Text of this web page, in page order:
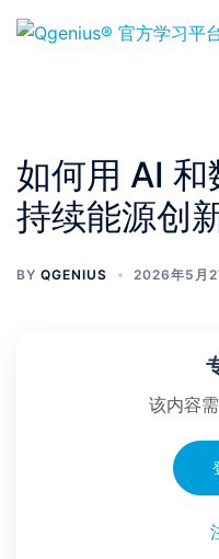
Skip
如何用 AI
持续能源创
BY QGENIUS 2026年5月
该内容